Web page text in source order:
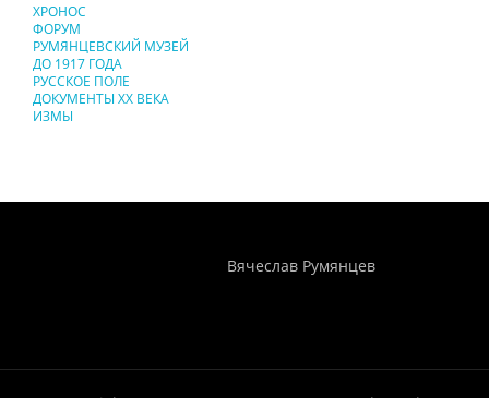
ХРОНОС
ФОРУМ
РУМЯНЦЕВСКИЙ МУЗЕЙ
ДО 1917 ГОДА
РУССКОЕ ПОЛЕ
ДОКУМЕНТЫ XX ВЕКА
ИЗМЫ
Вячеслав Румянцев